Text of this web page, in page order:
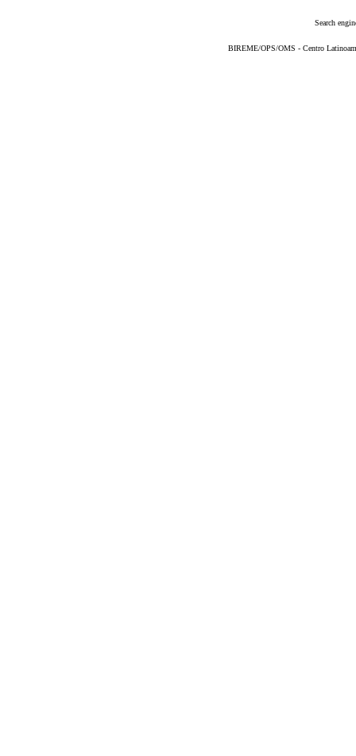
Search
BIREME/OPS/OMS - Centro